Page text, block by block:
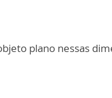
plano nessas